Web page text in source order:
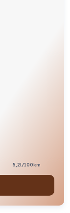
5,2l/100km